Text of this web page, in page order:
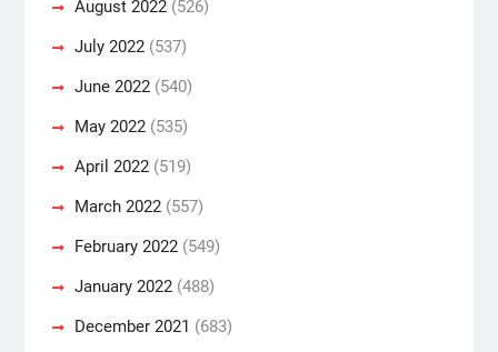
August 2022(526)
July 2022(537)
June 2022(540)
May 2022(535)
April 2022(519)
March 2022(557)
February 2022(549)
January 2022(488)
December 2021 (683)